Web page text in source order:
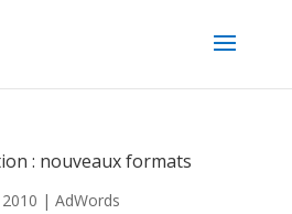
: nouveaux formats
| AdWords